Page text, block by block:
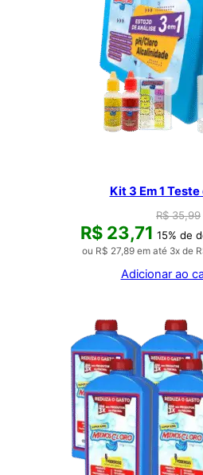
Kit 3 Em 1
R$35,99
R$ 23,71 15% de
ou R$ 27,89 em até 3x de
Adicionar ao